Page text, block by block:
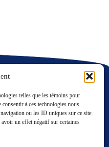
telles que les témoins pour
à ces technologies nous
ou les ID uniques sur ce site.
un effet négatif sur certaines
LinkedIn Twitter